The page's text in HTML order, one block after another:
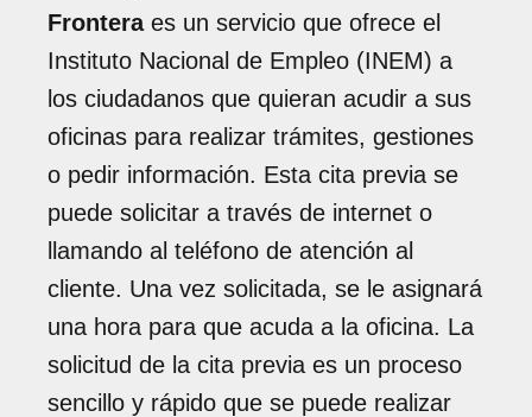
Fronteraes un servicio que ofrece el
Instituto Nacional de Empleo (INEM) a
los ciudadanos que quieran acudir a sus
oficinas para realizar trámites, gestiones
o pedir información. Esta cita previa se
puede solicitar a través de internet o
llamando al teléfono de atención al
cliente. Una vez solicitada, se le asignará
una hora para que acuda a la oficina. La
solicitud de la cita previa es un proceso
sencillo y rápido que se puede realizar